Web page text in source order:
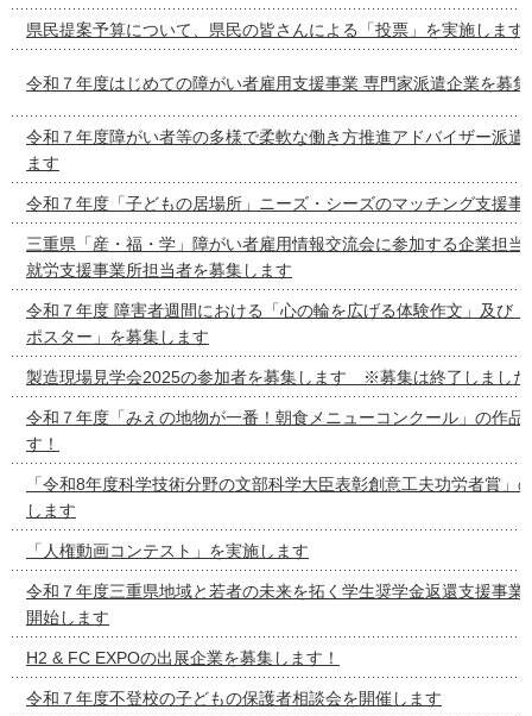
県民提案予算について、県民の皆さんによる「投票」を実施します
令和７年度はじめての障がい者雇用支援事業 専門家派遣企業を募
令和７年度障がい者等の多様で柔軟な働き方推進アドバイザー派遣
ます
令和７年度「子どもの居場所」ニーズ・シーズのマッチング支援事
三重県「産・福・学」障がい者雇用情報交流会に参加する企業担当
就労支援事業所担当者を募集します
令和７年度 障害者週間における「心の輪を広げる体験作文」及び
ポスター」を募集します
製造現場見学会2025の参加者を募集します ※募集は終了しました
令和７年度「みえの地物が一番！朝食メニューコンクール」の作品
す！
「令和8年度科学技術分野の文部科学大臣表彰創意工夫功労者賞」
します
「人権動画コンテスト」を実施します
令和７年度三重県地域と若者の未来を拓く学生奨学金返還支援事業
開始します
H2 & FC EXPOの出展企業を募集します！
令和７年度不登校の子どもの保護者相談会を開催します